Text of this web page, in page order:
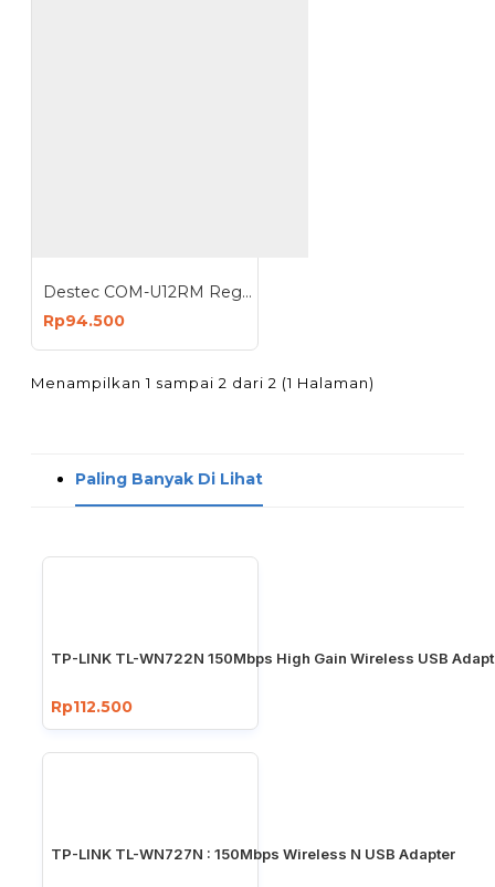
Destec COM-U12RM Regulator Gas dengan Meteran
Rp94.500
Menampilkan 1 sampai 2 dari 2 (1 Halaman)
Paling Banyak Di Lihat
TP-LINK TL-WN722N 150Mbps High Gain Wireless USB
Rp112.500
TP-LINK TL-WN727N : 150Mbps Wireless N USB Adapter